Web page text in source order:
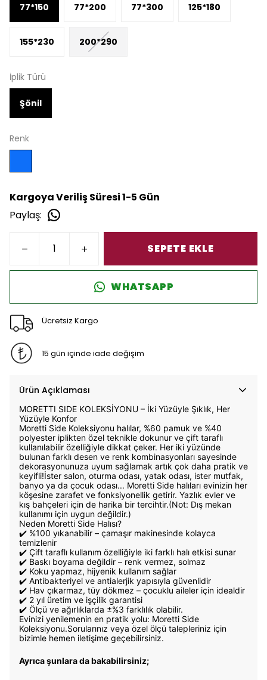
77*150 77*200 77*300 125*180
155*230 200*290
İplik Türü
Şönil
Renk
Kargoya Veriliş Süresi 1-5 Gün
Paylaş:
SEPETE EKLE
WHATSAPP
Ücretsiz Kargo
15 gün içinde iade değişim
Ürün Açıklaması
MORETTI SIDE KOLEKSİYONU – İki Yüzüyle Şıklık, Her
Yüzüyle Konfor
Moretti Side Koleksiyonu halılar, %60 pamuk ve %40
polyester iplikten özel teknikle dokunur ve çift taraflı
kullanılabilir özelliğiyle dikkat çeker. Her iki yüzünde
bulunan farklı desen ve renk kombinasyonları sayesinde
dekorasyonunuza uyum sağlamak artık çok daha pratik ve
keyifli!İster salon, oturma odası, yatak odası, ister mutfak,
banyo ya da çocuk odası... Moretti Side halıları evinizin her
köşesine zarafet ve fonksiyonellik getirir. Yazlık evler ve
kış bahçeleri için de harika bir tercihtir.(Not: Dış mekan
kullanımı için uygun değildir.)
Neden Moretti Side Halısı?
✔️ %100 yıkanabilir – çamaşır makinesinde kolayca
temizlenir
✔️ Çift taraflı kullanım özelliğiyle iki farklı halı etkisi sunar
✔️ Baskı boyama değildir – renk vermez, solmaz
✔️ Koku yapmaz, hijyenik kullanım sağlar
✔️ Antibakteriyel ve antialerjik yapısıyla güvenlidir
✔️ Hav çıkarmaz, tüy dökmez – çocuklu aileler için idealdir
✔️ 2 yıl üretim ve işçilik garantisi
✔️ Ölçü ve ağırlıklarda ±%3 farklılık olabilir.
Evinizi yenilemenin en pratik yolu: Moretti Side
Koleksiyonu.Sorularınız veya özel ölçü talepleriniz için
bizimle hemen iletişime geçebilirsiniz.
Ayrıca şunlara da bakabilirsiniz;